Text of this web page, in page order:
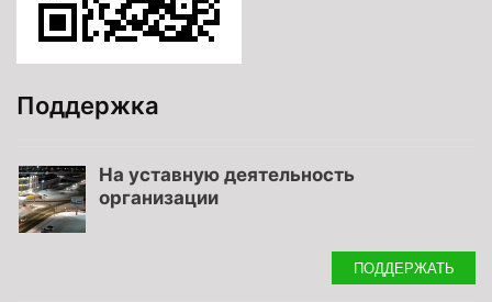
Поддержка
На уставную деятельность
организации
ПОДДЕРЖАТЬ